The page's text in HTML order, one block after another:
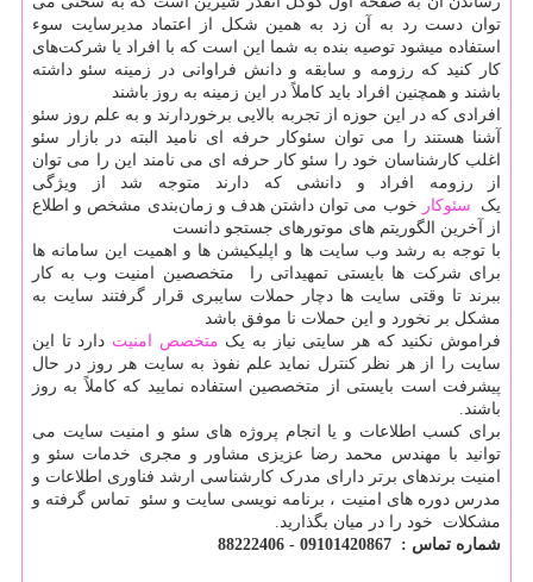
توان دست رد به آن زد به همین شکل از اعتماد مدیرسایت سوء
استفاده میشود توصیه بنده به شما این است که با افراد یا شرکت‌های
کار کنید که رزومه و سابقه و دانش فراوانی در زمینه سئو داشته
باشند و همچنین افراد باید کاملاً در این زمینه به روز باشند
افرادی که در این حوزه از تجربه بالایی برخوردارند و به علم روز سئو
آشنا هستند را می توان سئوکار حرفه ای نامید البته در بازار سئو
اغلب کارشناسان خود را سئو کار حرفه ای می نامند این را می توان
از رزومه افراد و دانشی که دارند متوجه شد از ویژگی
یک سئوکار خوب می توان داشتن هدف و زمان‌بندی مشخص و اطلاع
از آخرین الگوریتم های موتورهای جستجو دانست
با توجه به رشد وب سایت ها و اپلیکیشن ها و اهمیت این سامانه ها
برای شرکت ها بایستی تمهیداتی را متخصصین امنیت وب به کار
ببرند تا وقتی سایت ها دچار حملات سایبری قرار گرفتند سایت به
مشکل بر نخورد و این حملات نا موفق باشد
فراموش نکنید که هر سایتی نیاز به یک متخصص امنیت دارد تا این
سایت را از هر نظر کنترل نماید علم نفوذ به سایت هر روز در حال
پیشرفت است بایستی از متخصصین استفاده نمایید که کاملاً به روز
باشند.
برای کسب اطلاعات و یا انجام پروژه های سئو و امنیت سایت می
توانید با مهندس محمد رضا عزیزی مشاور و مجری خدمات سئو و
امنیت برندهای برتر دارای مدرک کارشناسی ارشد فناوری اطلاعات و
مدرس دوره های امنیت ، برنامه نویسی سایت و سئو تماس گرفته و
مشکلات خود را در میان بگذارید.
شماره تماس : 09101420867 - 88222406